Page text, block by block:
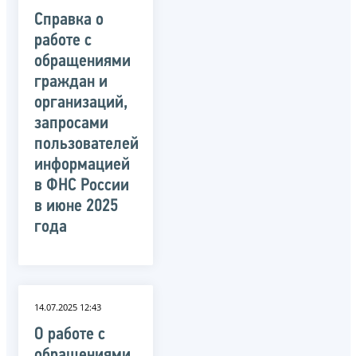
Справка о
работе с
обращениями
граждан и
организаций,
запросами
пользователей
информацией
в ФНС России
в июне 2025
года
14.07.2025 12:43
О работе с